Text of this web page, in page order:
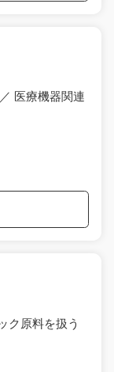
医療機器関連
ク原料を扱う